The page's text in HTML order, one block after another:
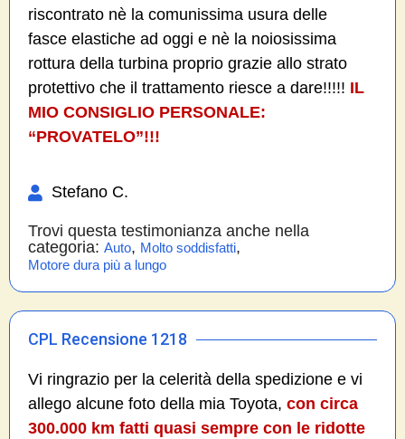
riscontrato nè la comunissima usura delle
fasce elastiche ad oggi e nè la noiosissima
rottura della turbina proprio grazie allo strato
protettivo che il trattamento riesce a dare!!!!! IL
MIO CONSIGLIO PERSONALE:
“PROVATELO”!!!
Stefano C.
Trovi questa testimonianza anche nella
categoria: Auto, Molto soddisfatti,
Motore dura più a lungo
CPL Recensione 1218
Vi ringrazio per la celerità della spedizione e vi
allego alcune foto della mia Toyota, con circa
300.000 km fatti quasi sempre con le ridotte